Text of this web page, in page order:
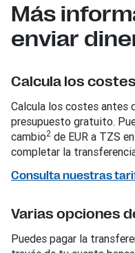
Más
enviar
Calcula los
Calcula los costes antes
presupuesto gratuito.
cambio2 de EUR a TZS
completar la
Consulta nuestras
Varias opciones
Puedes pagar la